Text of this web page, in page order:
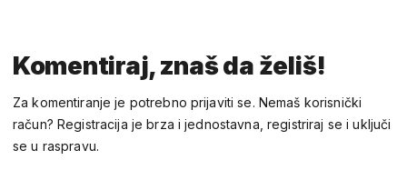
Komentiraj, znaš da želiš!
Za komentiranje je potrebno prijaviti se. Nemaš korisnički
račun? Registracija je brza i jednostavna, registriraj se i uključi
se u raspravu.